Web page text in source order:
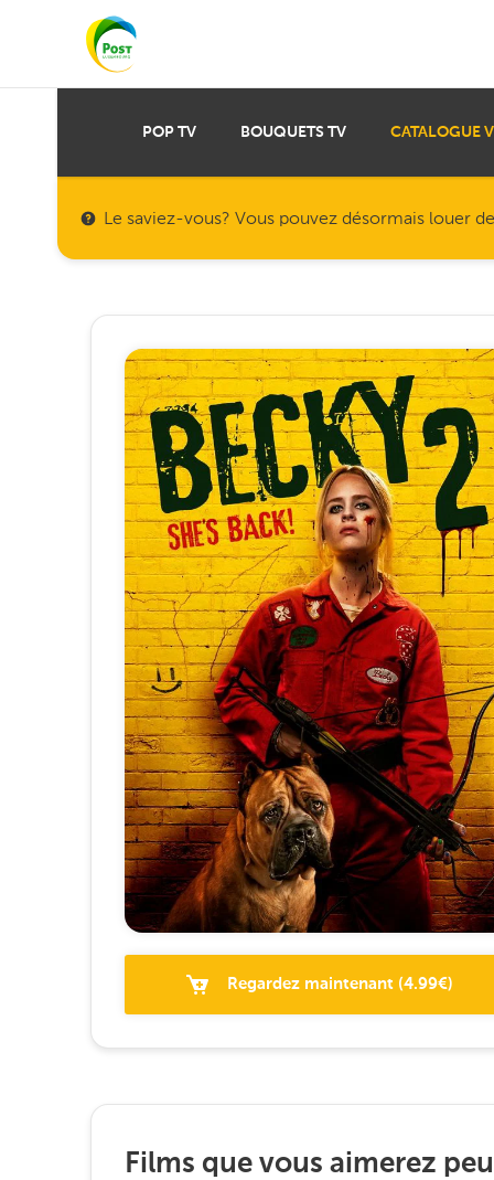
POP TV BOUQUETS TV CATALOGUE
Le saviez-vous? Vous pouvez désormais louer
Regardez maintenant (4.99€)
Films que vous aimerez